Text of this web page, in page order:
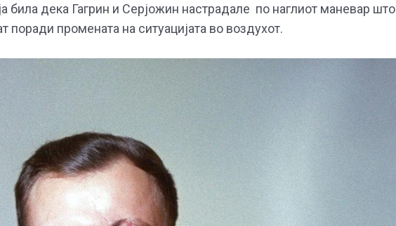
била дека Гагрин и Серјожин настрадале по наглиот маневар што
поради промената на ситуацијата во воздухот.